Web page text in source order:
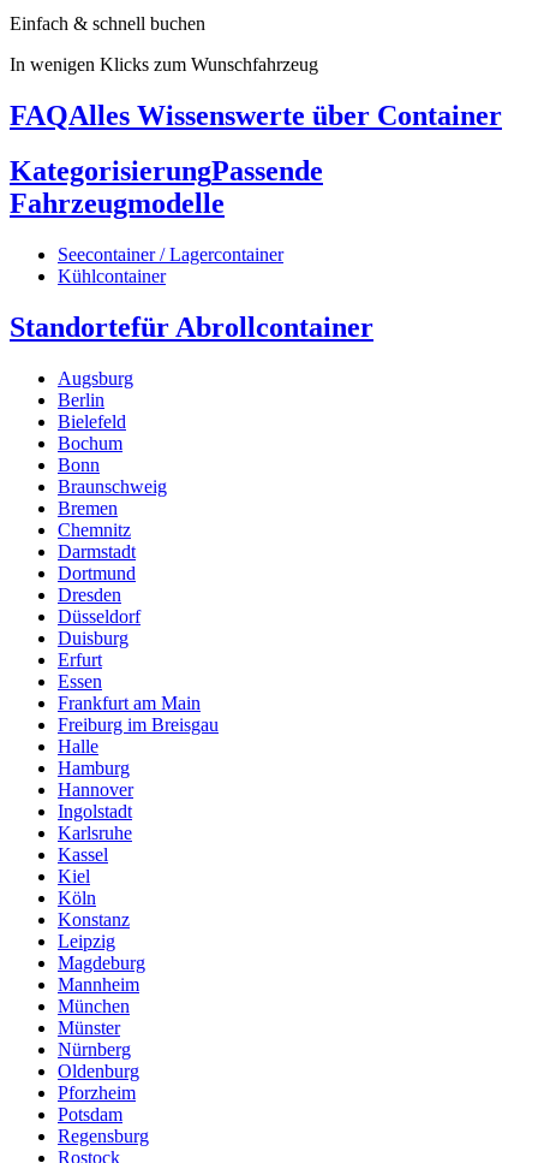
Einfach & schnell buchen
In wenigen Klicks zum Wunschfahrzeug
FAQAlles Wissenswerte über Container
KategorisierungPassende
Fahrzeugmodelle
Seecontainer / Lagercontainer
Kühlcontainer
Standortefür Abrollcontainer
Augsburg
Berlin
Bielefeld
Bochum
Bonn
Braunschweig
Bremen
Chemnitz
Darmstadt
Dortmund
Dresden
Düsseldorf
Duisburg
Erfurt
Essen
Frankfurt am Main
Freiburg im Breisgau
Halle
Hamburg
Hannover
Ingolstadt
Karlsruhe
Kassel
Kiel
Köln
Konstanz
Leipzig
Magdeburg
Mannheim
München
Münster
Nürnberg
Oldenburg
Pforzheim
Potsdam
Regensburg
Rostock